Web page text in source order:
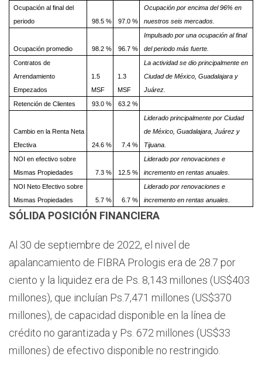
Ocupación al final del
periodo
98.5 % 97.0 %
Ocupación por encima del 96% en
nuestros seis mercados.
Ocupación promedio 98.2 % 96.7 %
Impulsado por una ocupación al final
del periodo más fuerte.
Contratos de
Arrendamiento
Empezados
1.5
MSF
1.3
MSF
La actividad se dio principalmente en
Ciudad de México, Guadalajara y
Juárez.
Retención de Clientes
93.0 % 63.2 %
Cambio en la Renta Neta
Efectiva
24.6 % 7.4 %
Liderado principalmente por Ciudad
de México, Guadalajara, Juárez y
Tijuana.
NOI en efectivo sobre
Mismas Propiedades
7.3 % 12.5 %
Liderado por renovaciones e
incremento en rentas anuales.
NOI Neto Efectivo sobre
Mismas Propiedades
5.7 % 6.7 %
Liderado por renovaciones e
incremento en rentas anuales.
SÓLIDA POSICIÓN FINANCIERA
Al 30 de septiembre de 2022, el nivel de
apalancamiento de FIBRA Prologis era de 28.7 por
ciento y la liquidez era de Ps. 8,143 millones (US$403
millones), que incluían Ps.7,471 millones (US$370
millones), de capacidad disponible en la línea de
crédito no garantizada y Ps. 672 millones (US$33
millones) de efectivo disponible no restringido.